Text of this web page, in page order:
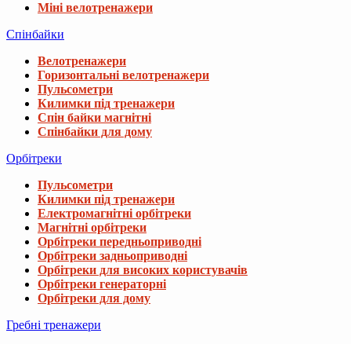
Міні велотренажери
Спінбайки
Велотренажери
Горизонтальні велотренажери
Пульсометри
Килимки під тренажери
Спін байки магнітні
Спінбайки для дому
Орбітреки
Пульсометри
Килимки під тренажери
Електромагнітні орбітреки
Магнітні орбітреки
Орбітреки передньоприводні
Орбітреки задньоприводні
Орбітреки для високих користувачів
Орбітреки генераторні
Орбітреки для дому
Гребні тренажери